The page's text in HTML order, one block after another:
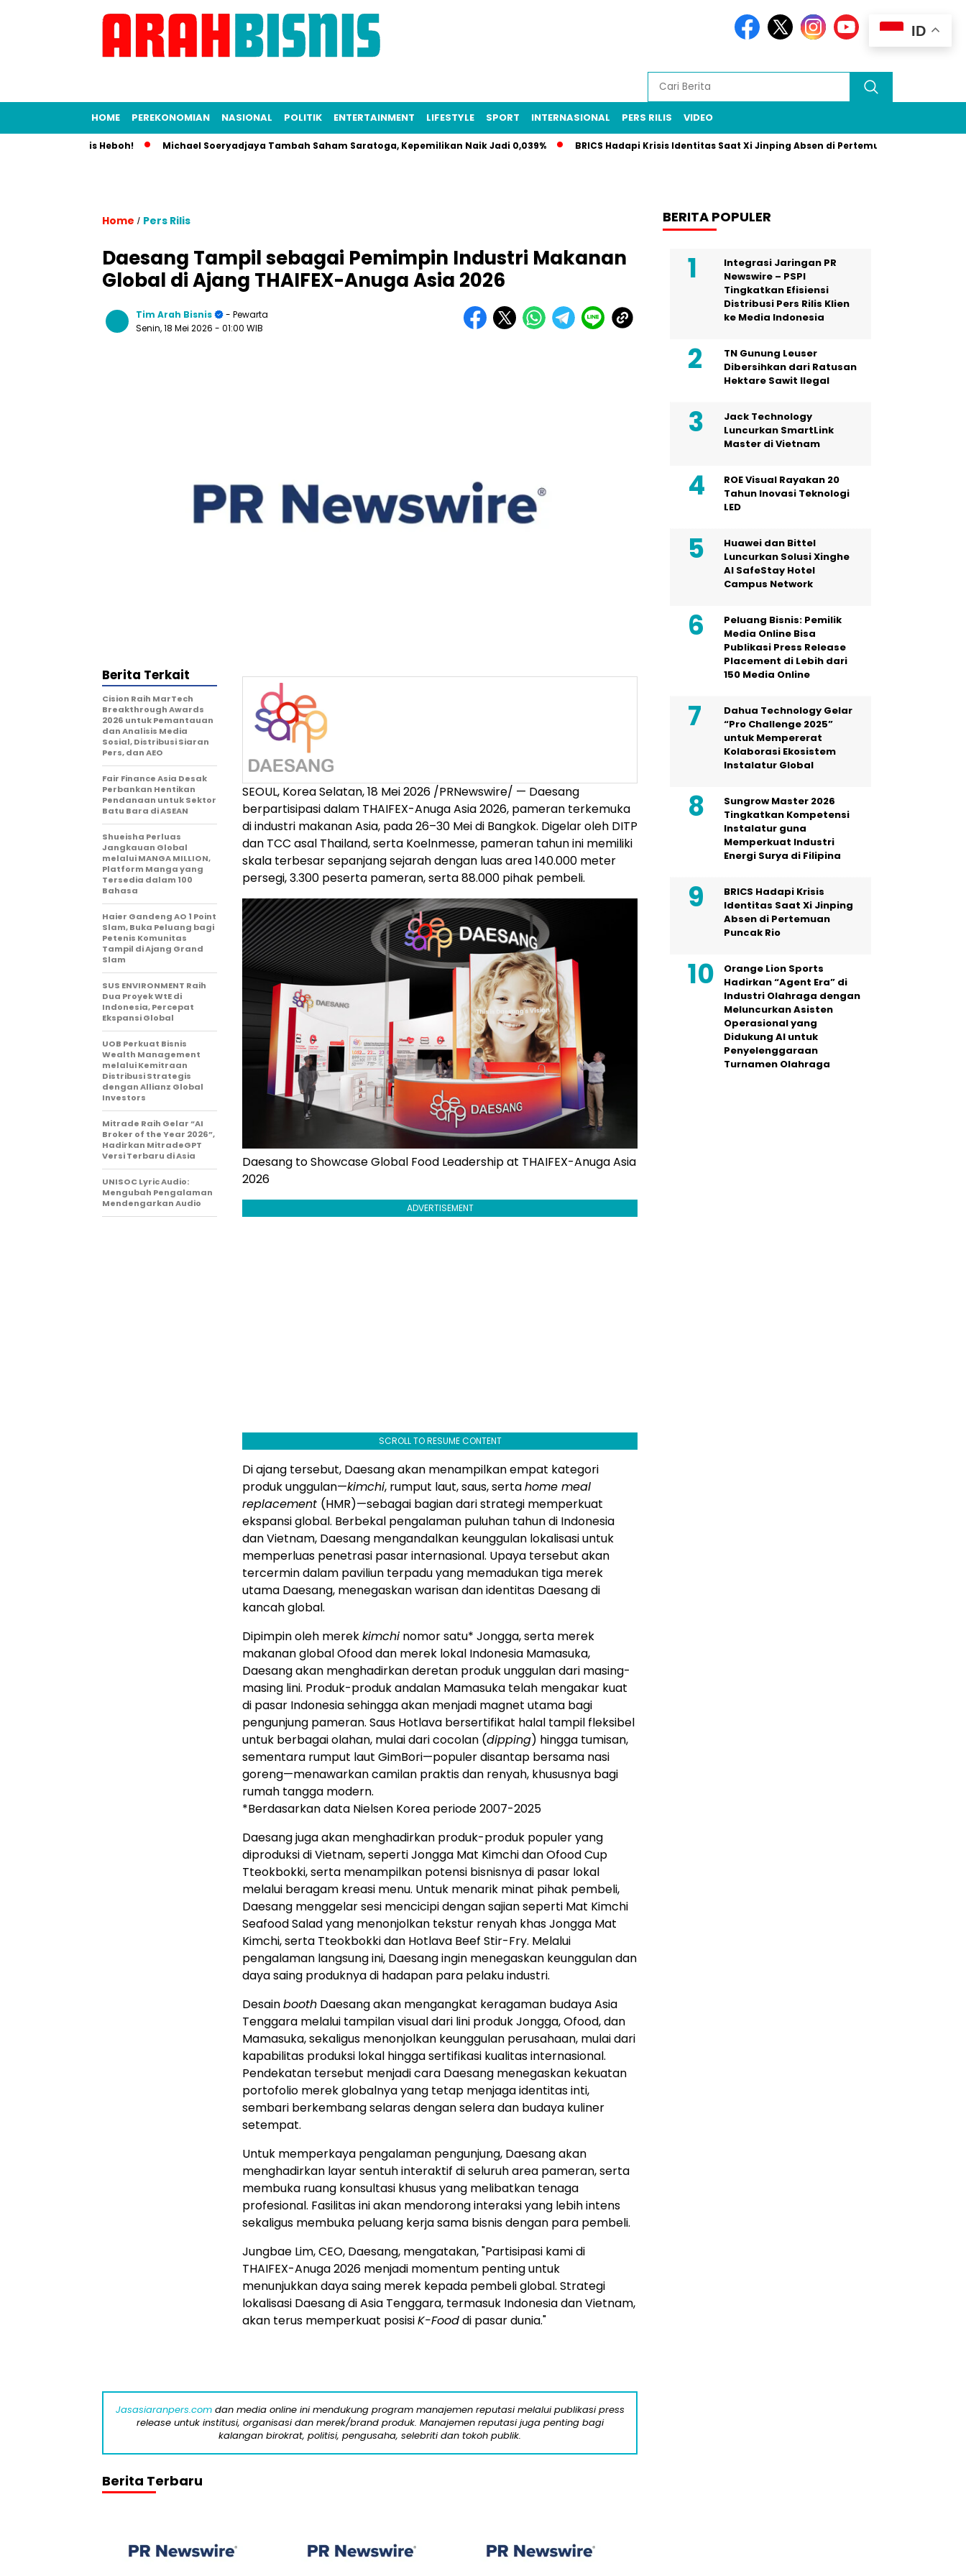
HOME PEREKONOMIAN NASIONAL POLITIK ENTERTAINMENT LIFESTYLE SPORT INTERNASIONAL PERS RILIS VIDEO
Bisnis Heboh! Michael Soeryadjaya Tambah Saham Saratoga, Kepemilikan Naik Jadi 0,039% BRICS Hadapi Krisis Identitas Saat Xi Jinping Absen di Pertemuan Puncak Rio
Home / Pers Rilis
Daesang Tampil sebagai Pemimpin Industri Makanan
Global di Ajang THAIFEX-Anuga Asia 2026
Tim Arah Bisnis
- Pewarta
Senin, 18 Mei 2026 - 01:00 WIB
SEOUL, Korea Selatan, 18 Mei 2026 /PRNewswire/ — Daesang
berpartisipasi dalam THAIFEX-Anuga Asia 2026, pameran terkemuka
di industri makanan Asia, pada 26–30 Mei di Bangkok. Digelar oleh DITP
dan TCC asal Thailand, serta Koelnmesse, pameran tahun ini memiliki
skala terbesar sepanjang sejarah dengan luas area 140.000 meter
persegi, 3.300 peserta pameran, serta 88.000 pihak pembeli.
Daesang to Showcase Global Food Leadership at THAIFEX-Anuga Asia
2026
ADVERTISEMENT
SCROLL TO RESUME CONTENT
Di ajang tersebut, Daesang akan menampilkan empat kategori
produk unggulan—kimchi, rumput laut, saus, sertahome meal
replacement (HMR)—sebagai bagian dari strategi memperkuat
ekspansi global. Berbekal pengalaman puluhan tahun di Indonesia
dan Vietnam, Daesang mengandalkan keunggulan lokalisasi untuk
memperluas penetrasi pasar internasional. Upaya tersebut akan
tercermin dalam paviliun terpadu yang memadukan tiga merek
utama Daesang, menegaskan warisan dan identitas Daesang di
kancah global.
Dipimpin oleh merekkimchi nomor satu* Jongga, serta merek
makanan global Ofood dan merek lokal Indonesia Mamasuka,
Daesang akan menghadirkan deretan produk unggulan dari masing-
masing lini. Produk-produk andalan Mamasuka telah mengakar kuat
di pasar Indonesia sehingga akan menjadi magnet utama bagi
pengunjung pameran. Saus Hotlava bersertifikat halal tampil fleksibel
untuk berbagai olahan, mulai dari cocolan (dipping) hingga tumisan,
sementara rumput laut GimBori—populer disantap bersama nasi
goreng—menawarkan camilan praktis dan renyah, khususnya bagi
rumah tangga modern.
*Berdasarkan data Nielsen Korea periode 2007-2025
Daesang juga akan menghadirkan produk-produk populer yang
diproduksi di Vietnam, seperti Jongga Mat Kimchi dan Ofood Cup
Tteokbokki, serta menampilkan potensi bisnisnya di pasar lokal
melalui beragam kreasi menu. Untuk menarik minat pihak pembeli,
Daesang menggelar sesi mencicipi dengan sajian seperti Mat Kimchi
Seafood Salad yang menonjolkan tekstur renyah khas Jongga Mat
Kimchi, serta Tteokbokki dan Hotlava Beef Stir-Fry. Melalui
pengalaman langsung ini, Daesang ingin menegaskan keunggulan dan
daya saing produknya di hadapan para pelaku industri.
Desainbooth Daesang akan mengangkat keragaman budaya Asia
Tenggara melalui tampilan visual dari lini produk Jongga, Ofood, dan
Mamasuka, sekaligus menonjolkan keunggulan perusahaan, mulai dari
kapabilitas produksi lokal hingga sertifikasi kualitas internasional.
Pendekatan tersebut menjadi cara Daesang menegaskan kekuatan
portofolio merek globalnya yang tetap menjaga identitas inti,
sembari berkembang selaras dengan selera dan budaya kuliner
setempat.
Untuk memperkaya pengalaman pengunjung, Daesang akan
menghadirkan layar sentuh interaktif di seluruh area pameran, serta
membuka ruang konsultasi khusus yang melibatkan tenaga
profesional. Fasilitas ini akan mendorong interaksi yang lebih intens
sekaligus membuka peluang kerja sama bisnis dengan para pembeli.
Jungbae Lim, CEO, Daesang, mengatakan, "Partisipasi kami di
THAIFEX-Anuga 2026 menjadi momentum penting untuk
menunjukkan daya saing merek kepada pembeli global. Strategi
lokalisasi Daesang di Asia Tenggara, termasuk Indonesia dan Vietnam,
akan terus memperkuat posisiK-Fooddi pasar dunia."
Berita Terkait
Cision Raih MarTech
Breakthrough Awards
2026 untuk Pemantauan
dan Analisis Media
Sosial, Distribusi Siaran
Pers, dan AEO
Fair Finance Asia Desak
Perbankan Hentikan
Pendanaan untuk Sektor
Batu Bara di ASEAN
Shueisha Perluas
Jangkauan Global
melalui MANGA MILLION,
Platform Manga yang
Tersedia dalam 100
Bahasa
Haier Gandeng AO 1 Point
Slam, Buka Peluang bagi
Petenis Komunitas
Tampil di Ajang Grand
Slam
SUS ENVIRONMENT Raih
Dua Proyek WtE di
Indonesia, Percepat
Ekspansi Global
UOB Perkuat Bisnis
Wealth Management
melalui Kemitraan
Distribusi Strategis
dengan Allianz Global
Investors
Mitrade Raih Gelar “AI
Broker of the Year 2026”,
Hadirkan MitradeGPT
Versi Terbaru di Asia
UNISOC Lyric Audio:
Mengubah Pengalaman
Mendengarkan Audio
Jasasiaranpers.comdan media online ini mendukung program manajemen reputasi melalui publikasi press
release untuk institusi, organisasi dan merek/brand produk. Manajemen reputasi juga penting bagi
kalangan birokrat, politisi, pengusaha, selebriti dan tokoh publik.
Berita Terbaru
BERITA POPULER
Integrasi Jaringan PR
Newswire – PSPI
Tingkatkan Efisiensi
Distribusi Pers Rilis Klien
ke Media Indonesia
TN Gunung Leuser
Dibersihkan dari Ratusan
Hektare Sawit Ilegal
Jack Technology
Luncurkan SmartLink
Master di Vietnam
ROE Visual Rayakan 20
Tahun Inovasi Teknologi
LED
Huawei dan Bittel
Luncurkan Solusi Xinghe
Al SafeStay Hotel
Campus Network
Peluang Bisnis: Pemilik
Media Online Bisa
Publikasi Press Release
Placement di Lebih dari
150 Media Online
Dahua Technology Gelar
“Pro Challenge 2025”
untuk Mempererat
Kolaborasi Ekosistem
Instalatur Global
Sungrow Master 2026
Tingkatkan Kompetensi
Instalatur guna
Memperkuat Industri
Energi Surya di Filipina
BRICS Hadapi Krisis
Identitas Saat Xi Jinping
Absen di Pertemuan
Puncak Rio
Orange Lion Sports
Hadirkan “Agent Era” di
Industri Olahraga dengan
Meluncurkan Asisten
Operasional yang
Didukung AI untuk
Penyelenggaraan
Turnamen Olahraga
ID